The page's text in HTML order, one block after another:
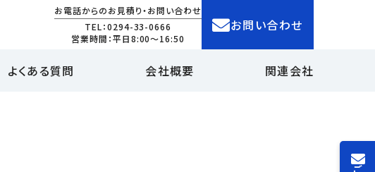
お電話からのお見積り・お問い合わせ
TEL：0294-33-0666
営業時間：平日8:00～16:50
お問い合わせ
よくある質問 会社概要 関連会社